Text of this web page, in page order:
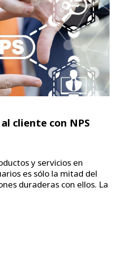
cliente con NPS
y servicios en
es sólo la mitad del
duraderas con ellos. La